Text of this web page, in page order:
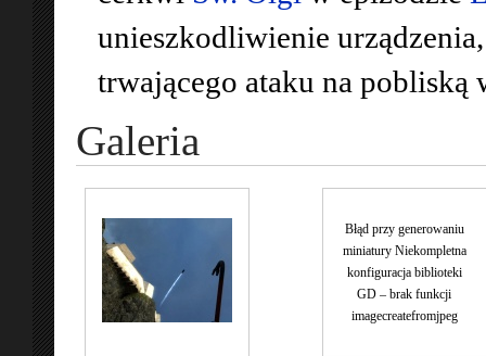
unieszkodliwienie
trwającego ataku na pobliską
Galeria
Błąd przy generowaniu
miniatury Niekompletna
konfiguracja biblioteki
GD – brak funkcji
imagecreatefromjpeg